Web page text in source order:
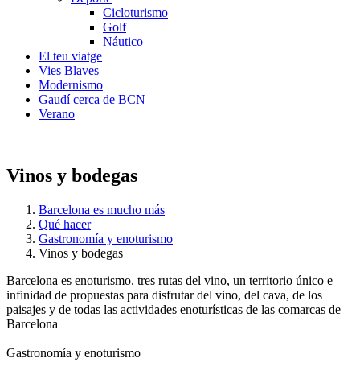
Cicloturismo
Golf
Náutico
El teu viatge
Vies Blaves
Modernismo
Gaudí cerca de BCN
Verano
Vinos y bodegas
Barcelona es mucho más
Qué hacer
Gastronomía y enoturismo
Vinos y bodegas
Barcelona es enoturismo. tres rutas del vino, un territorio único e
infinidad de propuestas para disfrutar del vino, del cava, de los
paisajes y de todas las actividades enoturísticas de las comarcas de
Barcelona
Gastronomía y enoturismo